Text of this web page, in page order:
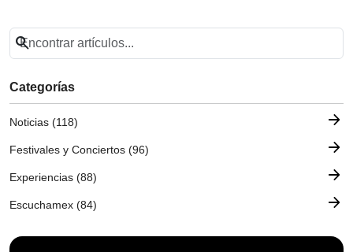
search
Categorías
Noticias (118) arrow_forward
Festivales y Conciertos (96) arrow_forward
Experiencias (88) arrow_forward
Escuchamex (84) arrow_forward